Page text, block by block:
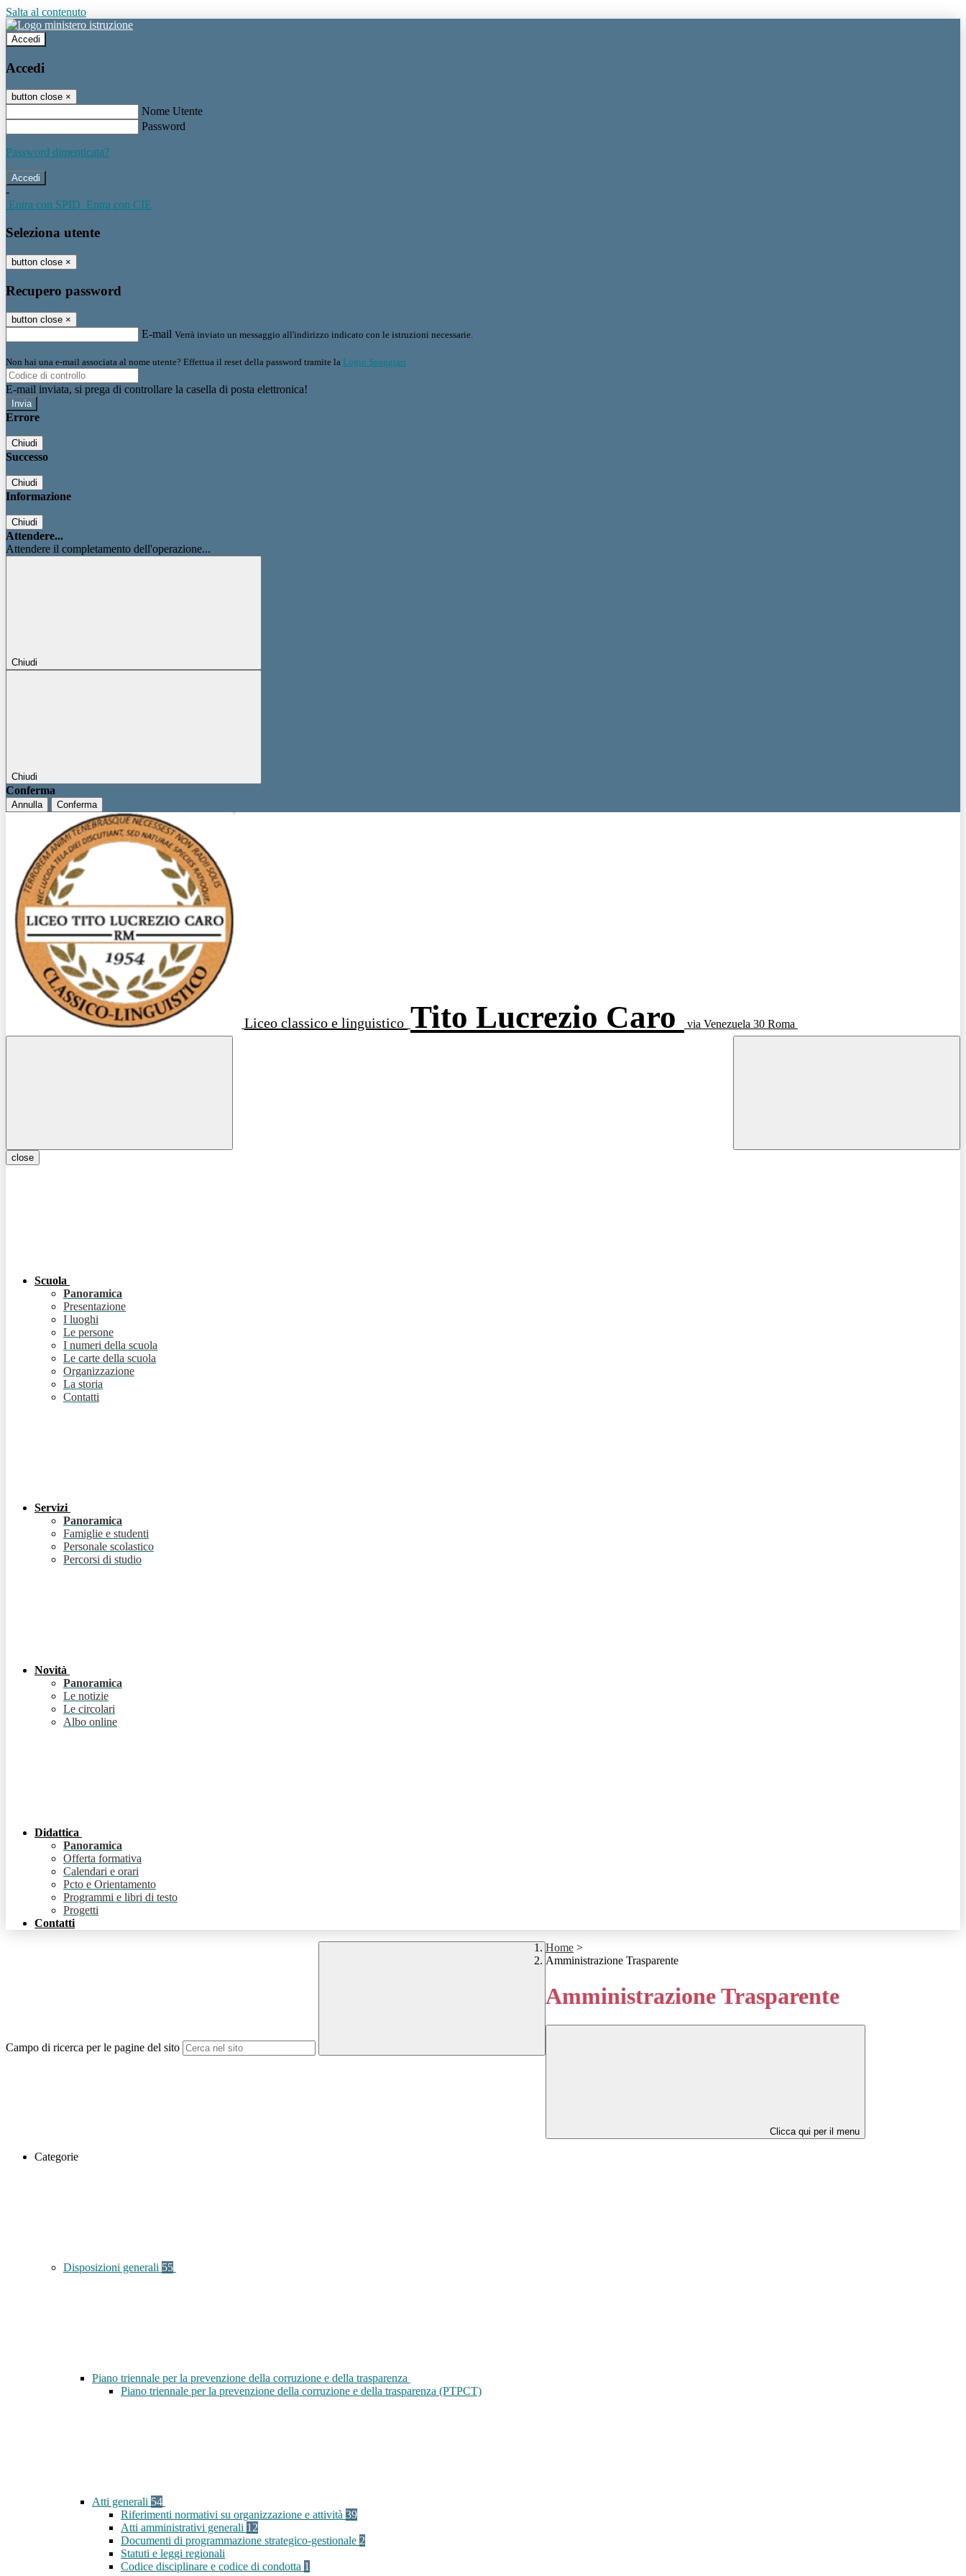
Salta al contenuto
Accedi
Accedi
button close ×
Nome Utente
Password
Password dimenticata?
-
Entra con SPID Entra con CIE
Seleziona utente
button close ×
Recupero password
button close ×
E-mail Verrà inviato un messaggio all'indirizzo indicato con le istruzioni necessarie.
Non hai una e-mail associata al nome utente? Effettua il reset della password tramite la Login Spaggiari
E-mail inviata, si prega di controllare la casella di posta elettronica!
Errore
Chiudi
Successo
Chiudi
Informazione
Chiudi
Attendere...
Attendere il completamento dell'operazione...
Chiudi
Chiudi
Conferma
Annulla Conferma
Liceo classico e linguistico Tito Lucrezio Caro via Venezuela 30 Roma
close
Scuola
Panoramica
Presentazione
I luoghi
Le persone
I numeri della scuola
Le carte della scuola
Organizzazione
La storia
Contatti
Servizi
Panoramica
Famiglie e studenti
Personale scolastico
Percorsi di studio
Novità
Panoramica
Le notizie
Le circolari
Albo online
Didattica
Panoramica
Offerta formativa
Calendari e orari
Pcto e Orientamento
Programmi e libri di testo
Progetti
Contatti
Campo di ricerca per le pagine del sito
Home >
Amministrazione Trasparente
Amministrazione Trasparente
Clicca qui per il menu
Categorie
Disposizioni generali 55
Piano triennale per la prevenzione della corruzione e della trasparenza
Piano triennale per la prevenzione della corruzione e della trasparenza (PTPCT)
Atti generali 54
Riferimenti normativi su organizzazione e attività 39
Atti amministrativi generali 12
Documenti di programmazione strategico-gestionale 2
Statuti e leggi regionali
Codice disciplinare e codice di condotta 1